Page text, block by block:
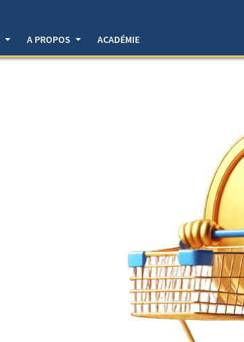
A PROPOS ACADÉMIE